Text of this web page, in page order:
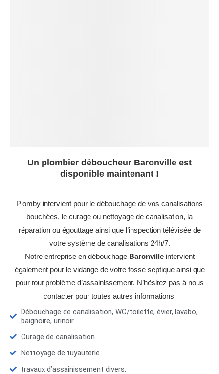
Un plombier déboucheur Baronville est
disponible maintenant !
Plomby intervient pour le débouchage de vos canalisations
bouchées, le curage ou nettoyage de canalisation, la
réparation ou égouttage ainsi que l’inspection télévisée de
votre système de canalisations 24h/7.
Notre entreprise en débouchage Baronvilleintervient
également pour le vidange de votre fosse septique ainsi que
pour tout problème d’assainissement. N’hésitez pas à nous
contacter pour toutes autres informations.
Débouchage de canalisation, WC/toilette, évier, lavabo,
baignoire, urinoir.
Curage de canalisation.
Nettoyage de tuyauterie.
travaux d’assainissement divers.